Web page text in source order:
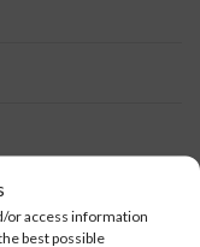
or access information
best possible